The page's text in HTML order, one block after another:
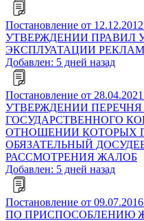
Постановление от
УТВЕРЖДЕНИИ ПРАВИЛ
ЭКСПЛУАТАЦИИ
Добавлен: 5 дней назад
Постановление от
УТВЕРЖДЕНИИ
ГОСУДАРСТВЕННОГО
ОТНОШЕНИИ КОТОРЫХ
ОБЯЗАТЕЛЬНЫЙ
РАССМОТРЕНИЯ ЖАЛОБ
Добавлен: 5 дней назад
Постановление от
ПО ПРИСПОСОБЛЕНИЮ